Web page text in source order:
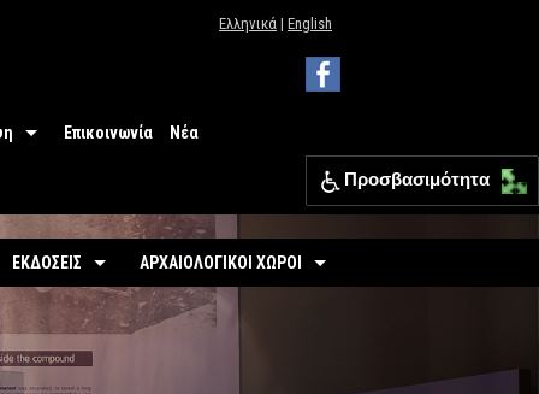
Ελληνικά | English
ΕΦΑ Θεσπρωτίας
Επικοινωνία Νέα
ΕΚΔΟΣΕΙΣ
-Εκθέσεις
ΑΡΧΑΙΟΛΟΓΙΚΟΙ ΧΩΡΟΙ
Οργανωμένοι
Προσβασιμότητα